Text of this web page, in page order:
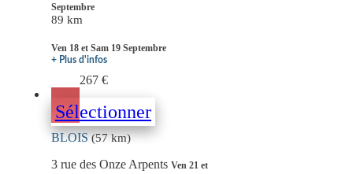
Septembre
89 km
Ven 18 et Sam 19 Septembre
+ Plus d'infos
267 €
Sélectionner
BLOIS(57 km)
3 rue des Onze Arpents Ven 21 et